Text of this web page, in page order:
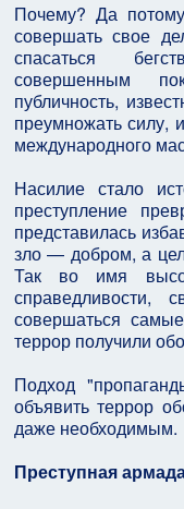
Почему? Да
совершать свое
спасаться
совершенным
публичность,
преумножать силу,
международного
Насилие стало
преступление
представилась
зло — добром, а
Так во имя
совершаться
террор получили
Подход
объявить террор
даже необходимым.
Преступная